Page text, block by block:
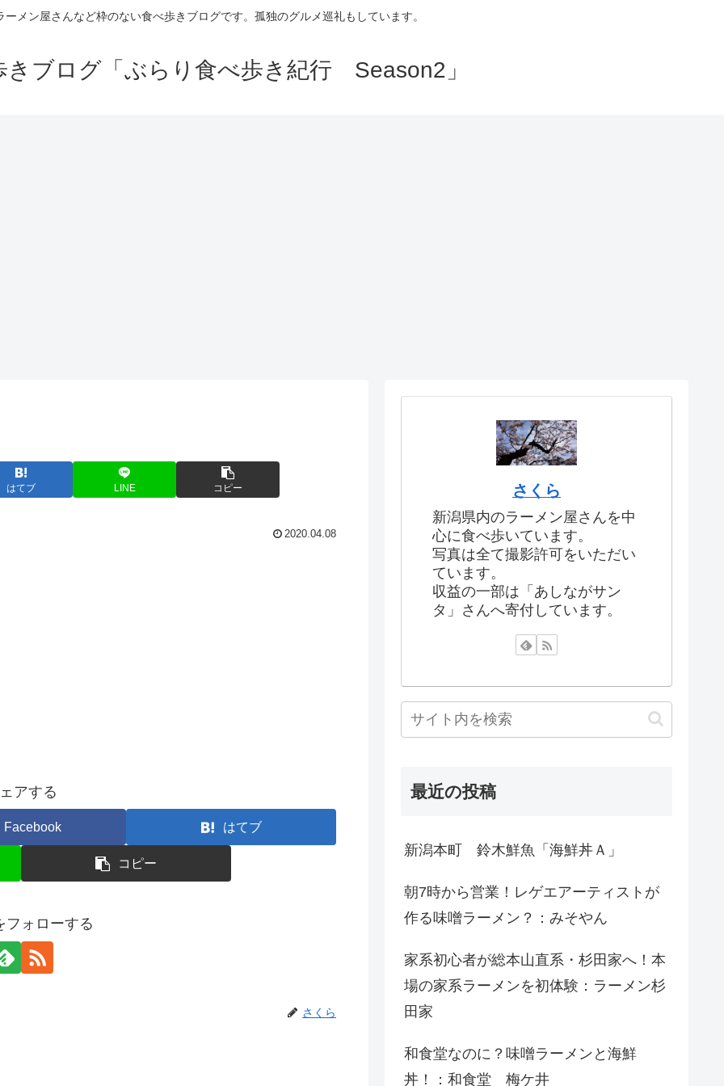
ーメン屋さんなど枠のない食べ歩きブログです。孤独のグルメ巡礼もしています。
きブログ「ぶらり食べ歩き紀行 Season2」
はてブ LINE コピー
2020.04.08
アする
Facebook はてブ
コピー
フォローする
さくら
さくら
新潟県内のラーメン屋さんを中
心に食べ歩いています。
写真は全て撮影許可をいただい
ています。
収益の一部は「あしながサン
タ」さんへ寄付しています。
最近の投稿
新潟本町 鈴木鮮魚「海鮮丼Ａ」
朝7時から営業！レゲエアーティストが
作る味噌ラーメン？：みそやん
家系初心者が総本山直系・杉田家へ！本
場の家系ラーメンを初体験：ラーメン杉
田家
和食堂なのに？味噌ラーメンと海鮮
丼！：和食堂 梅ケ井